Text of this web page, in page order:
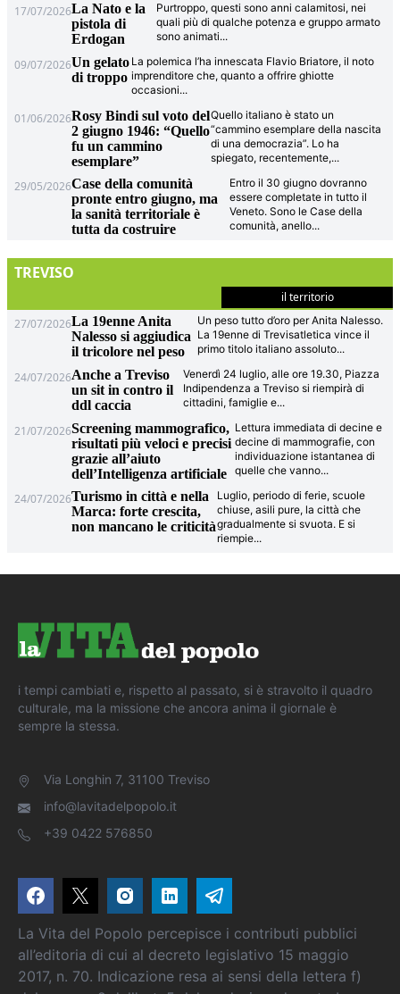
17/07/2026La Nato e la
pistola di
Erdogan
Purtroppo, questi sono anni calamitosi, nei
quali più di qualche potenza e gruppo armato
sono animati...
09/07/2026Un gelato
di troppo
La polemica l’ha innescata Flavio Briatore, il noto
imprenditore che, quanto a offrire ghiotte
occasioni...
01/06/2026Rosy Bindi sul voto del
2 giugno 1946: “Quello
fu un cammino
esemplare”
Quello italiano è stato un
“cammino esemplare della nascita
di una democrazia”. Lo ha
spiegato, recentemente,...
29/05/2026Case della comunità
pronte entro giugno, ma
la sanità territoriale è
tutta da costruire
Entro il 30 giugno dovranno
essere completate in tutto il
Veneto. Sono le Case della
comunità, anello...
TREVISO
il territorio
27/07/2026La 19enne Anita
Nalesso si aggiudica
il tricolore nel peso
Un peso tutto d’oro per Anita Nalesso.
La 19enne di Trevisatletica vince il
primo titolo italiano assoluto...
24/07/2026Anche a Treviso
un sit in contro il
ddl caccia
Venerdì 24 luglio, alle ore 19.30, Piazza
Indipendenza a Treviso si riempirà di
cittadini, famiglie e...
21/07/2026Screening mammografico,
risultati più veloci e precisi
grazie all’aiuto
dell’Intelligenza artificiale
Lettura immediata di decine e
decine di mammografie, con
individuazione istantanea di
quelle che vanno...
24/07/2026Turismo in città e nella
Marca: forte crescita,
non mancano le criticità
Luglio, periodo di ferie, scuole
chiuse, asili pure, la città che
gradualmente si svuota. E si
riempie...
i tempi cambiati e, rispetto al passato, si è stravolto il quadro
culturale, ma la missione che ancora anima il giornale è
sempre la stessa.
Via Longhin 7, 31100 Treviso
info@lavitadelpopolo.it
+39 0422 576850
La Vita del Popolo percepisce i contributi pubblici
all’editoria di cui al decreto legislativo 15 maggio
2017, n. 70. Indicazione resa ai sensi della lettera f)